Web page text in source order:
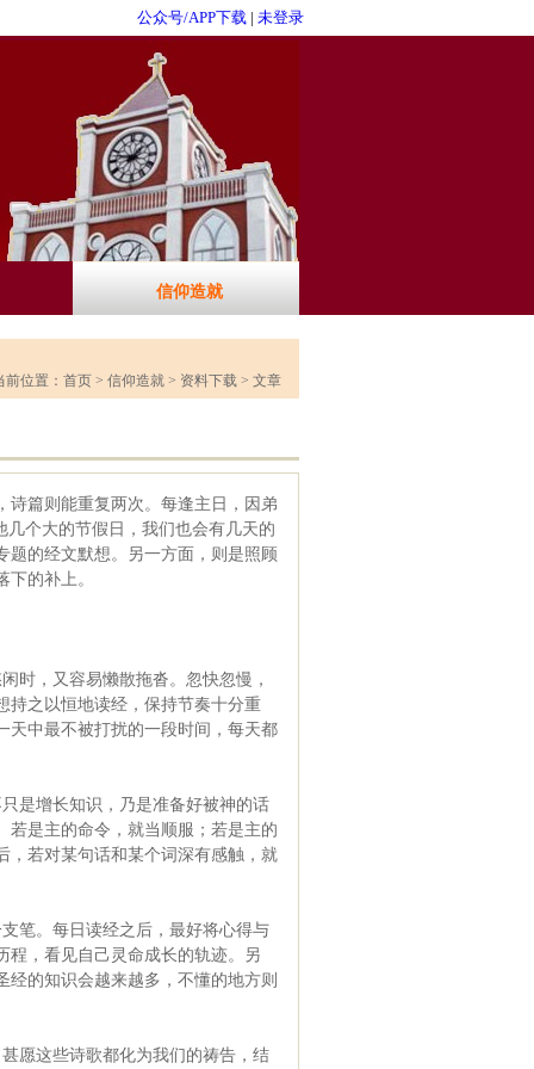
公众号/APP下载 | 未登录
信仰造就
前位置： 首页 > 信仰造就 > 资料下载 > 文章
诗篇则能重复两次。每逢主日，因弟
几个大的节假日，我们也会有几天的
题的经文默想。另一方面，则是照顾
的补上。
时，又容易懒散拖沓。忽快忽慢，
持之以恒地读经，保持节奏十分重
天中最不被打扰的一段时间，每天都
是增长知识，乃是准备好被神的话
若是主的命令，就当顺服；若是主的
，若对某句话和某个词深有感触，就
笔。每日读经之后，最好将心得与
程，看见自己灵命成长的轨迹。另
的知识会越来越多，不懂的地方则
愿这些诗歌都化为我们的祷告，结